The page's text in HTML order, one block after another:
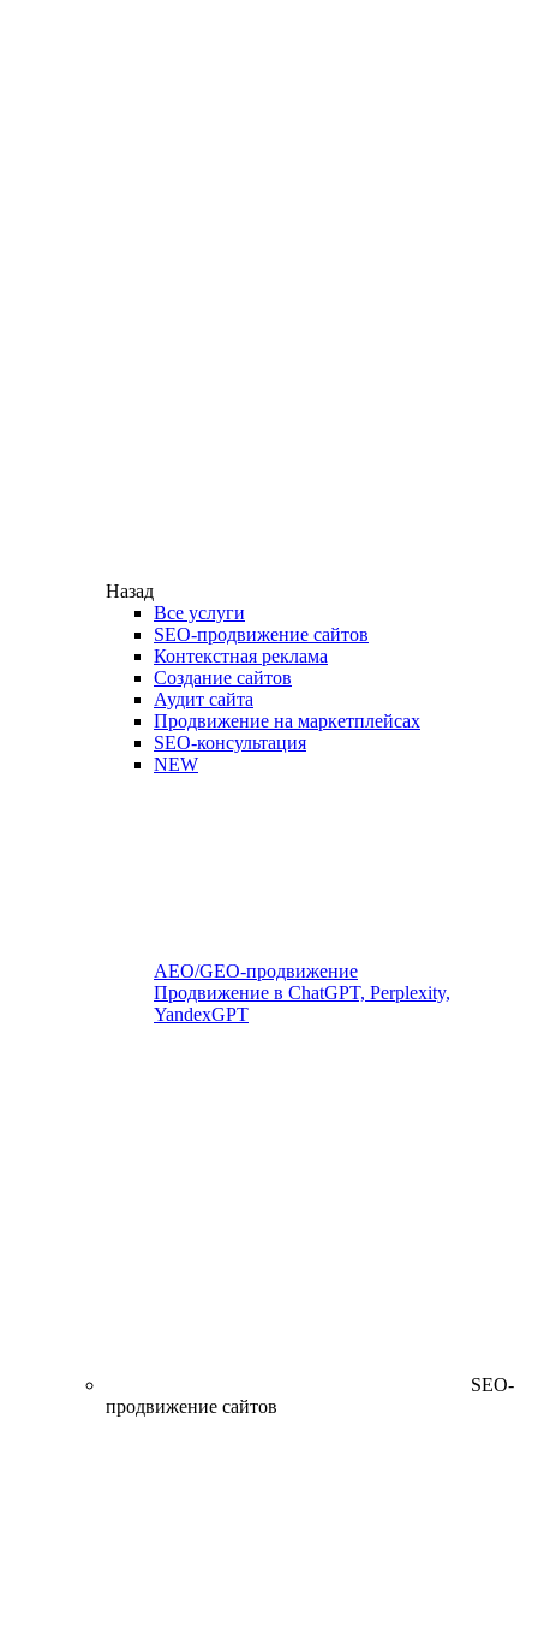
Назад
Все услуги
SEO-продвижение сайтов
Контекстная реклама
Создание сайтов
Аудит сайта
Продвижение на маркетплейсах
SEO-консультация
NEW
AEO/GEO-продвижение
Продвижение в ChatGPT, Perplexity,
YandexGPT
SEO-
продвижение сайтов